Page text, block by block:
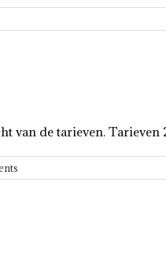
van de tarieven. Tarieven